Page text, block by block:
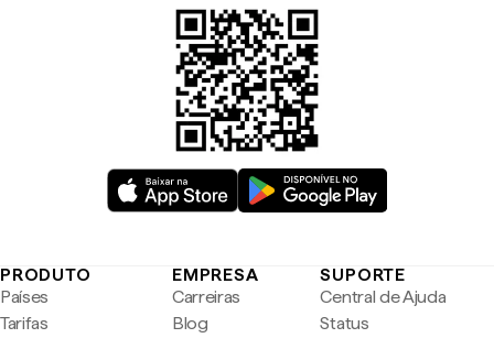
PRODUTO
Países
Tarifas
EMPRESA
Carreiras
Blog
SUPORTE
Central de Ajuda
Status